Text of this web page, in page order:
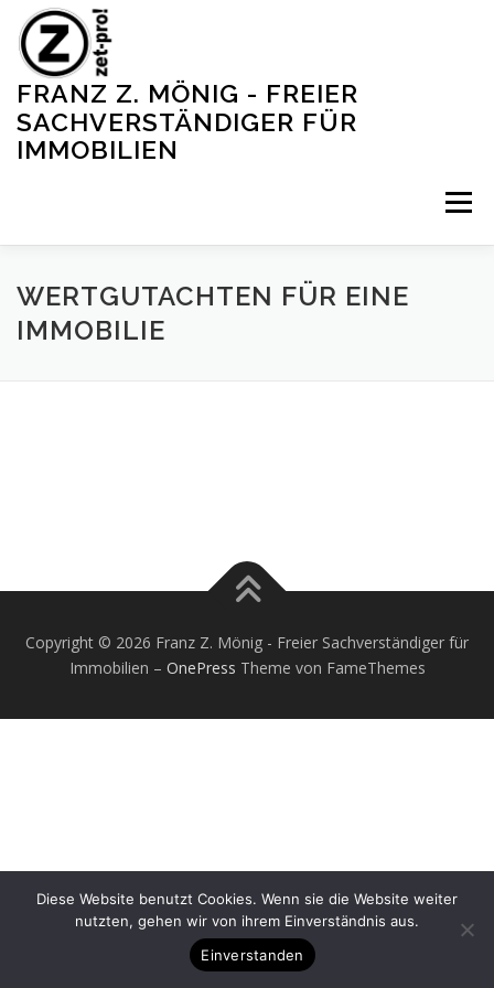
Inhalt
springen
FRANZ Z. MÖNIG - FREIER
SACHVERSTÄNDIGER FÜR
IMMOBILIEN
Menü
WILLKOMMEN UNSERE DIENSTLEITUNG
WERTGUTACHTEN FÜR EINE
IMMOBILIE
Copyright © 2026 Franz Z. Mönig - Freier Sachverständiger für
Immobilien – OnePress Theme von FameThemes
Diese Website benutzt Cookies. Wenn sie die Website weiter
nutzten, gehen wir von ihrem Einverständnis aus.
Einverstanden